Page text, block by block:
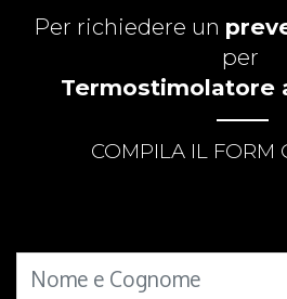
Per richiedere un
per
Termostimolatore
COMPILA IL FORM